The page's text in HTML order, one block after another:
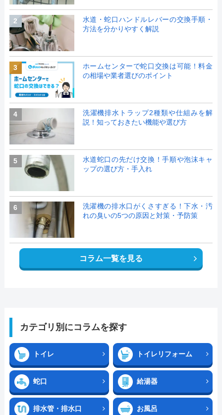
2
水道・蛇口ハンドルレバーの交換手順・
方法を分かりやすく解説
3
ホームセンターで蛇口交換は可能！料金
の相場や業者選びのポイント
4
洗濯機排水トラップ2種類や仕組みを解
説！知っておきたい機能や選び方
5
水道蛇口の先だけ交換！手順や泡沫キャ
ップの選び方・手入れ
6
洗濯機の排水口がくさすぎる！下水・汚
れの臭いの5つの原因と対策・予防策
コラム一覧を見る
カテゴリ別にコラムを探す
トイレ トイレリフォーム
蛇口 給湯器
排水管・排水口 お風呂